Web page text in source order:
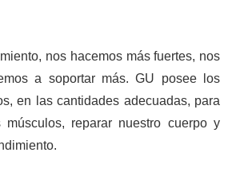
nos hacemos más fuertes, nos
a soportar más. GU posee los
en las cantidades adecuadas, para
músculos, reparar nuestro cuerpo y